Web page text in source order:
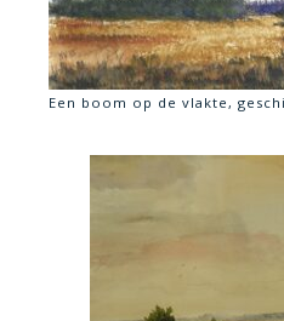
Een boom op de vlakte,